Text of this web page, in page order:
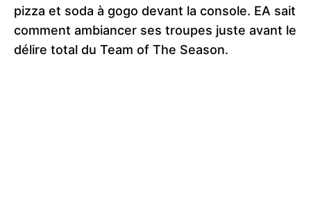
pizza et soda à gogo devant la console. EA sait
comment ambiancer ses troupes juste avant le
délire total du Team of The Season.